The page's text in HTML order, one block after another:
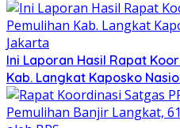
Ini Laporan Hasil Rapat
Kab. Langkat Kaposko